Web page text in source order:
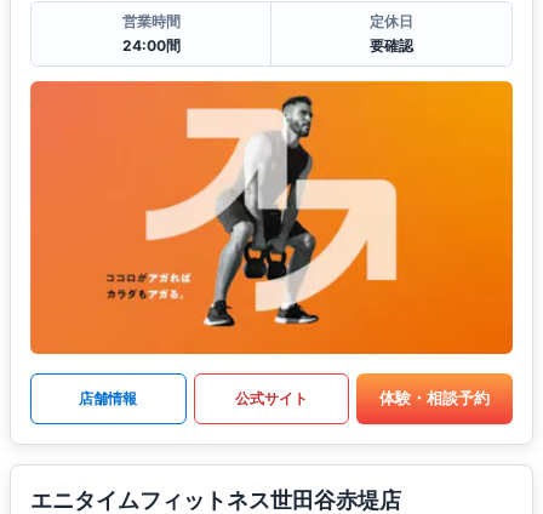
営業時間
24:00間
定休日
要確認
店舗情報 公式サイト 体験・相談予約
エニタイムフィットネス世田谷赤堤店